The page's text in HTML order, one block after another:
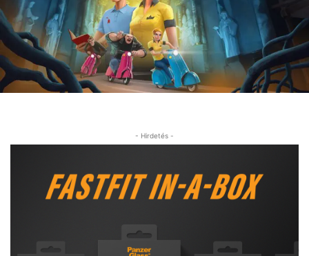
- Hirdetés -